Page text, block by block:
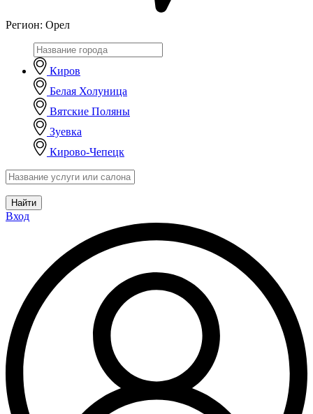
Регион: Орел
Киров
Белая Холуница
Вятские Поляны
Зуевка
Кирово-Чепецк
Найти
Вход